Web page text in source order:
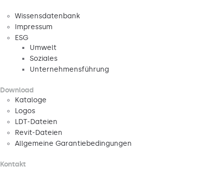
Wissensdatenbank
Impressum
ESG
Umwelt
Soziales
Unternehmensführung
Download
Kataloge
Logos
LDT-Dateien
Revit-Dateien
Allgemeine Garantiebedingungen
Kontakt